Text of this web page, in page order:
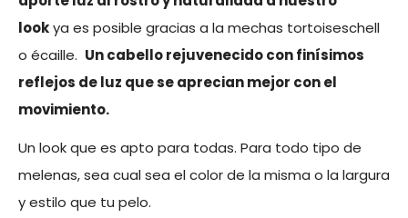
lookya es posible gracias a la mechas tortoiseschell
o écaille. Un cabello rejuvenecido con finísimos
reflejos de luz que se aprecian mejor con el
movimiento.
Un look que es apto para todas. Para todo tipo de
melenas, sea cual sea el color de la misma o la largura
y estilo que tu pelo.